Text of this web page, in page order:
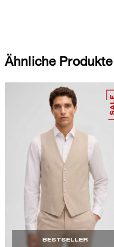
Ähnliche Produkte
BESTSELLER